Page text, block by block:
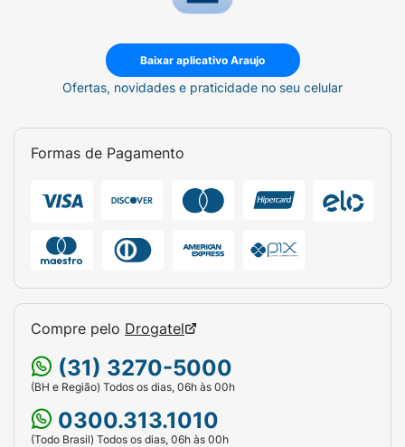
Baixar aplicativo Araujo
Ofertas, novidades e praticidade no seu celular
Formas de Pagamento
Compre pelo Drogatel
(31) 3270-5000
(BH e Região) Todos os dias, 06h às 00h
0300.313.1010
(Todo Brasil) Todos os dias, 06h às 00h